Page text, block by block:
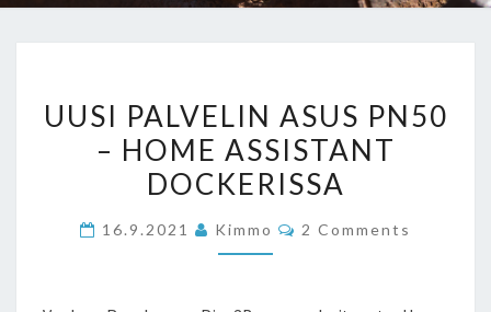
PALVELIN
ASUS
PN50
HOME
UUSI PALVELIN ASUS PN50
– HOME ASSISTANT
DOCKERISSA
16.9.2021 Kimmo Comments
2 Comments